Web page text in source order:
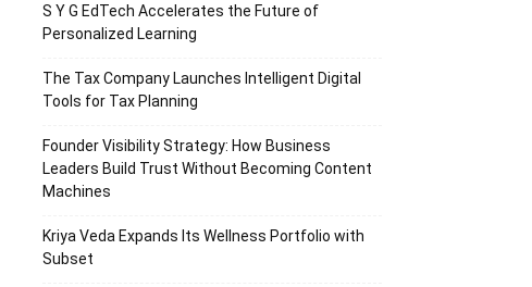
S Y G EdTech Accelerates the Future of
Personalized Learning
The Tax Company Launches Intelligent Digital
Tools for Tax Planning
Founder Visibility Strategy: How Business
Leaders Build Trust Without Becoming Content
Machines
Kriya Veda Expands Its Wellness Portfolio with
Subset